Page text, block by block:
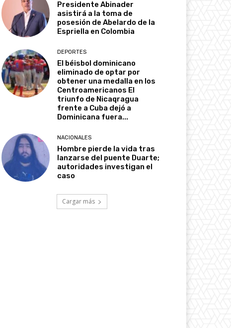
Presidente Abinader
asistirá a la toma de
posesión de Abelardo de la
Espriella en Colombia
DEPORTES
El béisbol dominicano
eliminado de optar por
obtener una medalla en los
Centroamericanos El
triunfo de Nicaqragua
frente a Cuba dejó a
Dominicana fuera...
NACIONALES
Hombre pierde la vida tras
lanzarse del puente Duarte;
autoridades investigan el
caso
Cargar más